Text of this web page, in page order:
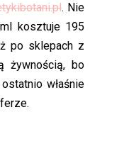
. Nie
kosztuje 195
po sklepach z
żywnością, bo
właśnie